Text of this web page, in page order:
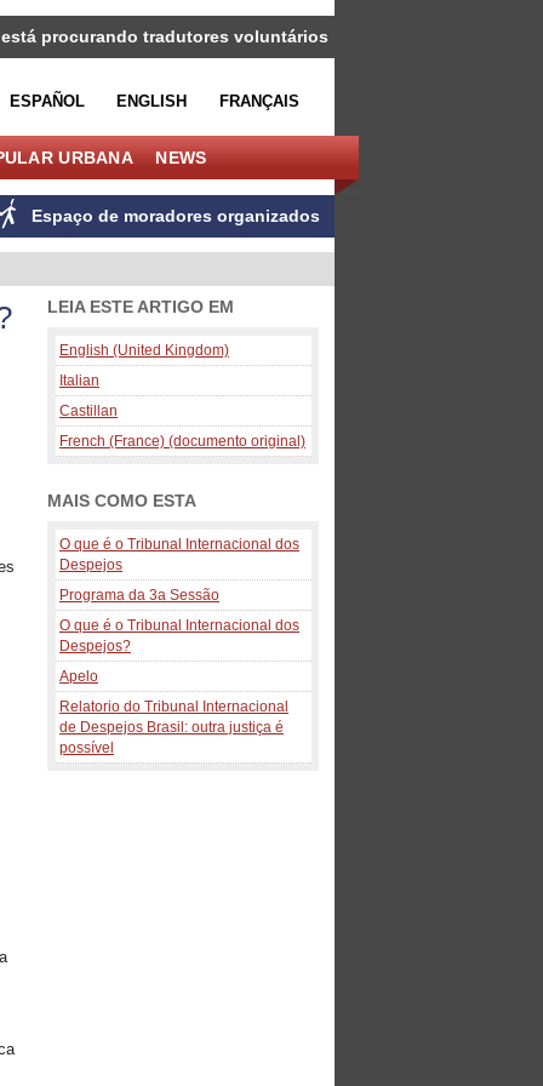
está procurando tradutores voluntários
ESPAÑOL ENGLISH FRANÇAIS
URBANA NEWS
Espaço de moradores organizados
LEIA ESTE ARTIGO EM
English (United Kingdom)
Italian
Castillan
French (France) (documento original)
MAIS COMO ESTA
O que é o Tribunal Internacional dos
Despejos
Programa da 3a Sessão
O que é o Tribunal Internacional dos
Despejos?
Apelo
Relatorio do Tribunal Internacional
de Despejos Brasil: outra justiça é
possível